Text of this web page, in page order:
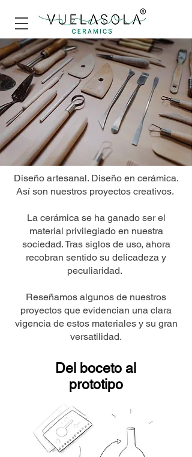
Diseño artesanal. Diseño en cerámica.
Así son nuestros proyectos creativos.
La cerámica se ha ganado ser el
material privilegiado en nuestra
sociedad. Tras siglos de uso, ahora
recobran sentido su delicadeza y
peculiaridad.
Reseñamos algunos de nuestros
proyectos que evidencian una clara
vigencia de estos materiales y su gran
versatilidad.
Del boceto al
prototipo